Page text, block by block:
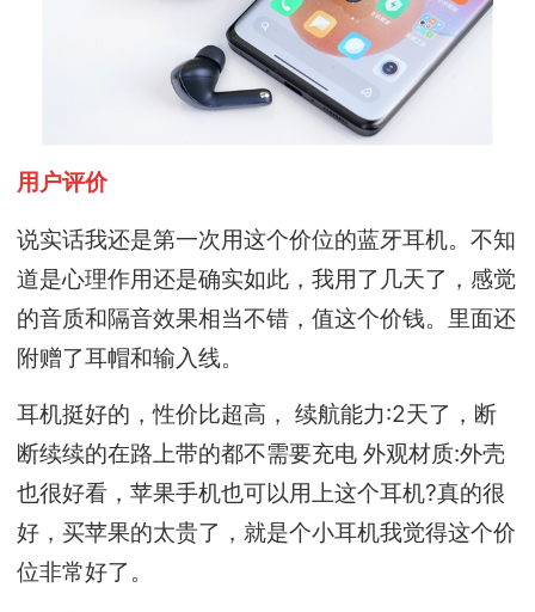
用户评价
说实话我还是第一次用这个价位的蓝牙耳机。不知
道是心理作用还是确实如此，我用了几天了，感觉
的音质和隔音效果相当不错，值这个价钱。里面还
附赠了耳帽和输入线。
耳机挺好的，性价比超高， 续航能力:2天了，断
断续续的在路上带的都不需要充电 外观材质:外壳
也很好看，苹果手机也可以用上这个耳机?真的很
好，买苹果的太贵了，就是个小耳机我觉得这个价
位非常好了。